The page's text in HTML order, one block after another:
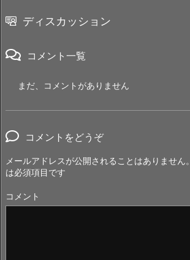
ディスカッション
コメント一覧
まだ、コメントがありません
コメントをどうぞ
メールアドレスが公開されることはありません。
は必須項目です
コメント